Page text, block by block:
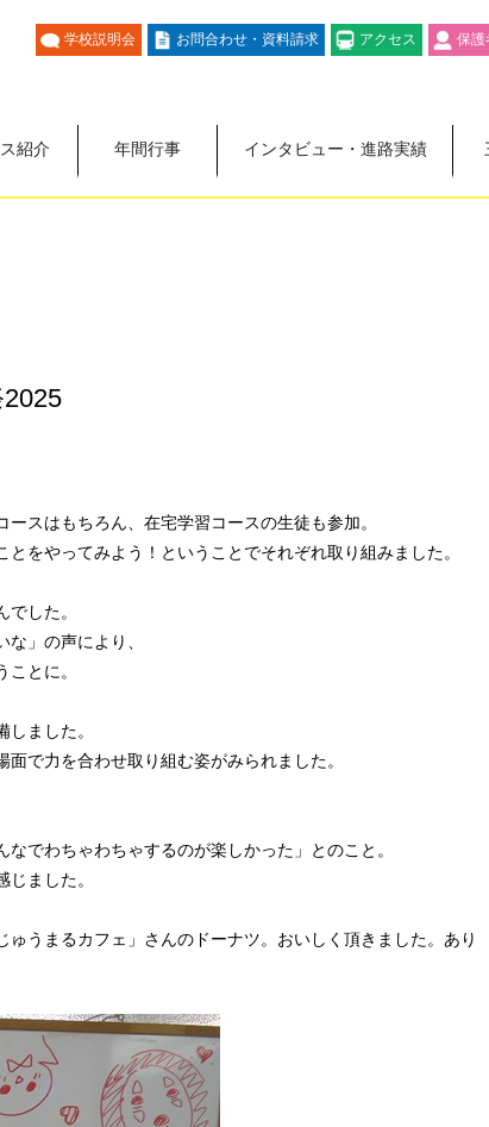
学校説明会 お問合わせ・資料請求 アクセス 保護
紹介 年間行事 インタビュー・進路実績
スはもちろん、在宅学習コースの生徒も参加。
をやってみよう！ということでそれぞれ取り組みました。
した。
」の声により、
とに。
ました。
で力を合わせ取り組む姿がみられました。
でわちゃわちゃするのが楽しかった」とのこと。
ました。
うまるカフェ」さんのドーナツ。おいしく頂きました。あり